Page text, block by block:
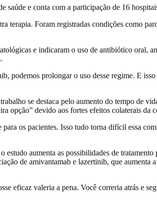
e conta com a participação de 16
terapia. Foram registradas condições como
e indicaram o uso de antibiótico oral,
podemos prolongar o uso desse regime. E
se destaca pelo aumento do tempo de
devido aos fortes efeitos colaterais da
os pacientes. Isso tudo torna difícil essa
aumenta as possibilidades de tratamento
de amivantamab e lazertinib, que aumenta
eficaz valeria a pena. Você correria atrás e